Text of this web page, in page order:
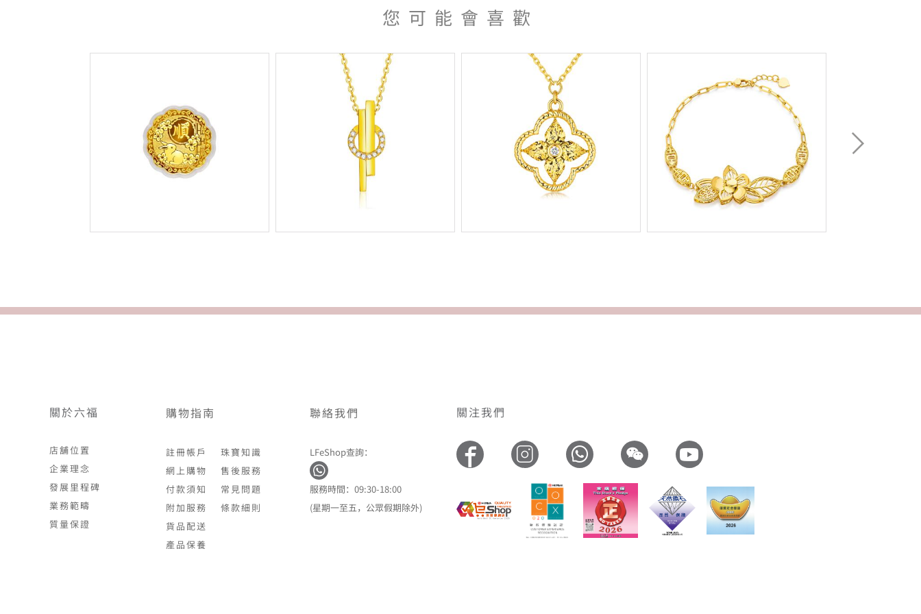
您可能會喜歡
關於六福
店舖位置
企業理念
發展里程碑
業務範疇
質量保證
購物指南
註冊帳戶
網上購物
付款須知
附加服務
貨品配送
產品保養
珠寶知識
售後服務
常見問題
條款細則
聯絡我們
LFeShop查詢：
服務時間：09:30-18:00
(星期一至五，公眾假期除外)
關注我們